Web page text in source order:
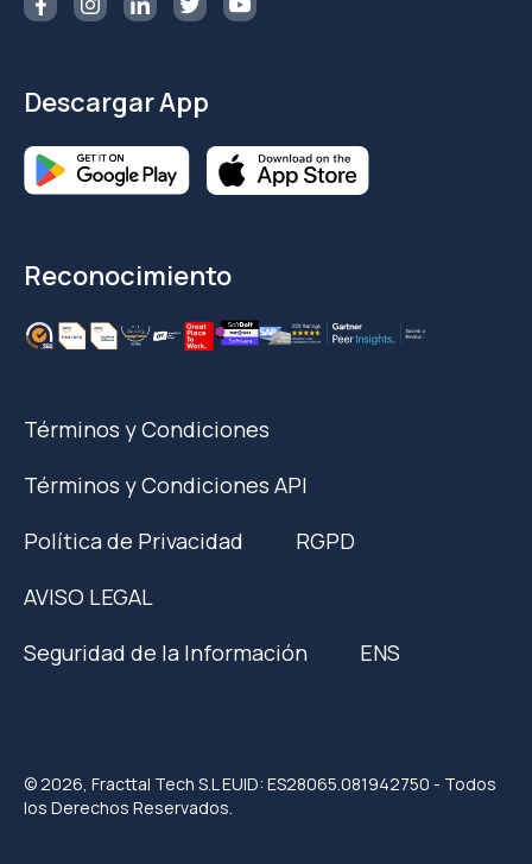
Descargar App
Reconocimiento
Términos y Condiciones
Términos y Condiciones API
Política de Privacidad
RGPD
AVISO LEGAL
Seguridad de la Información
ENS
© 2026, Fracttal Tech S.L EUID: ES28065.081942750 - Todos
los Derechos Reservados.